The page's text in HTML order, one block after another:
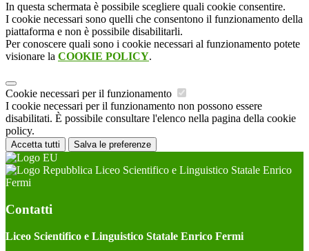
In questa schermata è possibile scegliere quali cookie consentire.
I cookie necessari sono quelli che consentono il funzionamento della
piattaforma e non è possibile disabilitarli.
Per conoscere quali sono i cookie necessari al funzionamento potete
visionare la COOKIE POLICY.
Cookie necessari per il funzionamento
I cookie necessari per il funzionamento non possono essere
disabilitati. È possibile consultare l'elenco nella pagina della cookie
policy.
Accetta tutti Salva le preferenze
Liceo Scientifico e Linguistico Statale Enrico
Fermi
Contatti
Liceo Scientifico e Linguistico Statale Enrico Fermi